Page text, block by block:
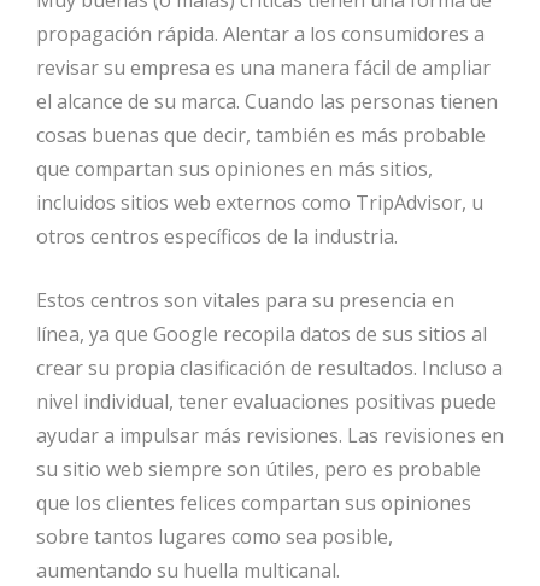
propagación rápida. Alentar a los consumidores a
revisar su empresa es una manera fácil de ampliar
el alcance de su marca. Cuando las personas tienen
cosas buenas que decir, también es más probable
que compartan sus opiniones en más sitios,
incluidos sitios web externos como TripAdvisor, u
otros centros específicos de la industria.
Estos centros son vitales para su presencia en
línea, ya que Google recopila datos de sus sitios al
crear su propia clasificación de resultados. Incluso a
nivel individual, tener evaluaciones positivas puede
ayudar a impulsar más revisiones. Las revisiones en
su sitio web siempre son útiles, pero es probable
que los clientes felices compartan sus opiniones
sobre tantos lugares como sea posible,
aumentando su huella multicanal.